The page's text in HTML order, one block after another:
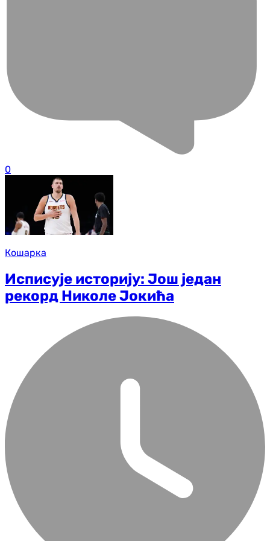
0
Кошарка
Исписује историју: Још један
рекорд Николе Јокића